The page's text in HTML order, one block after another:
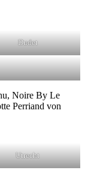
Dudet
Utrecht